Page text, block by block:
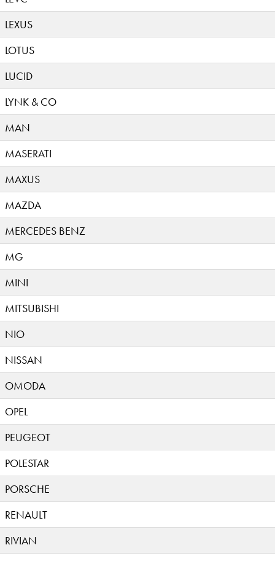
LEXUS
LOTUS
LUCID
LYNK & CO
MAN
MASERATI
MAXUS
MAZDA
MERCEDES BENZ
MG
MINI
MITSUBISHI
NIO
NISSAN
OMODA
OPEL
PEUGEOT
POLESTAR
PORSCHE
RENAULT
RIVIAN